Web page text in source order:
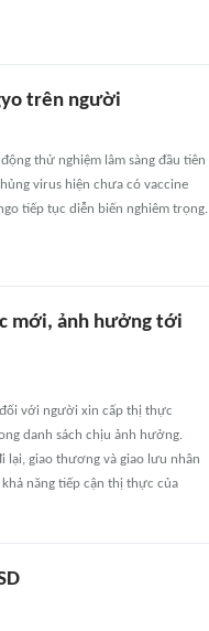
trên người
thử nghiệm lâm sàng đầu tiên
virus hiện chưa có vaccine
tiếp tục diễn biến nghiêm trọng.
mới, ảnh hưởng tới
với người xin cấp thị thực
danh sách chịu ảnh hưởng.
lại, giao thương và giao lưu nhân
năng tiếp cận thị thực của